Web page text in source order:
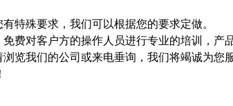
特殊要求，我们可以根据您的要求定做。
费对客户方的操作人员进行专业的培训，产
览我们的公司或来电垂询，我们将竭诚为您